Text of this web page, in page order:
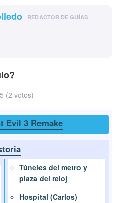
REDACTOR DE GUÍAS
(2 votos)
Evil 3 Remake
Túneles del metro y
plaza del reloj
Hospital (Carlos)